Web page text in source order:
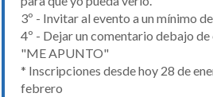
3º - Invitar al evento a un mínimo
4º - Dejar un comentario debajo
"ME APUNTO"
* Inscripciones desde hoy 28 de
febrero